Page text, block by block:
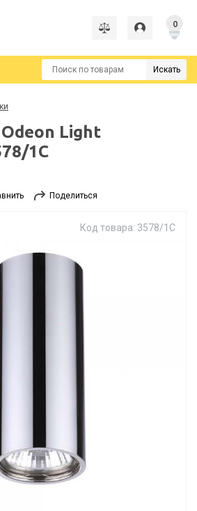
0
Искать
Light
1C
Поделиться
Код товара: 3578/1C